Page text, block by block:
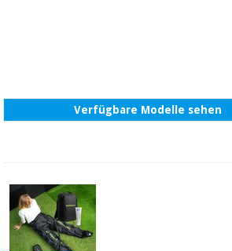
Verfügbare Modelle sehen